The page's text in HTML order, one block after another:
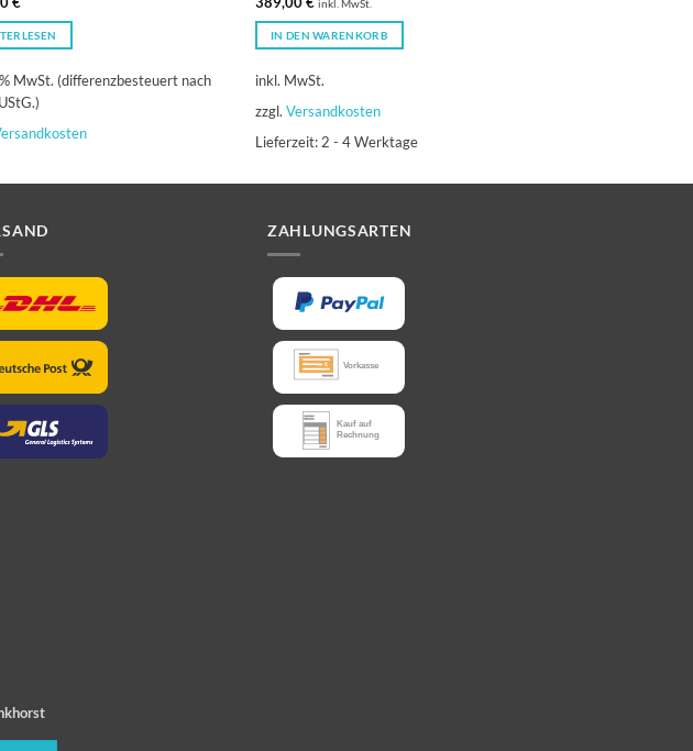
MwSt. (differenzbesteuert nach
inkl. MwSt.
IN DEN WARENKORB
inkl. MwSt.
zzgl. Versandkosten
Lieferzeit: 2 - 4 Werktage
ZAHLUNGSARTEN